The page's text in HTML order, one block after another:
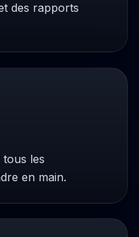
des rapports
les
en main.